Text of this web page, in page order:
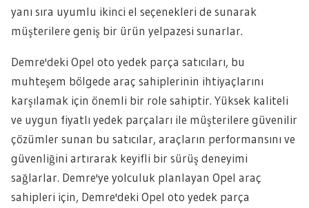
yanı sıra uyumlu ikinci el seçenekleri de sunarak
müşterilere geniş bir ürün yelpazesi sunarlar.
Demre'deki Opel oto yedek parça satıcıları, bu
muhteşem bölgede araç sahiplerinin ihtiyaçlarını
karşılamak için önemli bir role sahiptir. Yüksek kaliteli
ve uygun fiyatlı yedek parçaları ile müşterilere güvenilir
çözümler sunan bu satıcılar, araçların performansını ve
güvenliğini artırarak keyifli bir sürüş deneyimi
sağlarlar. Demre'ye yolculuk planlayan Opel araç
sahipleri için, Demre'deki Opel oto yedek parça